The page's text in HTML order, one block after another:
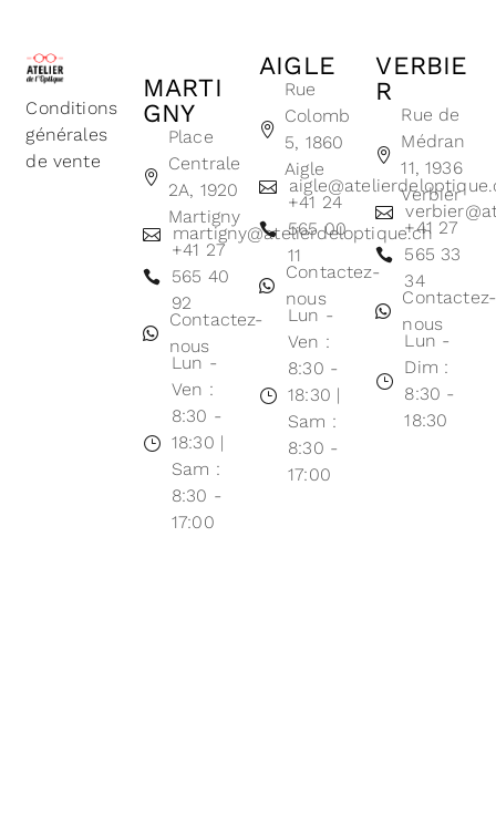
Conditions
générales
de vente
MARTI
GNY
Place
Centrale
2A, 1920
Martigny
martigny@atelierdeloptique.ch
+41 27
565 40
92
Contactez-
nous
Lun -
Ven :
8:30 -
18:30 |
Sam :
8:30 -
17:00
AIGLE
Rue
Colomb
5, 1860
Aigle
+41 24
565 00
11
Contactez-
nous
Lun -
Ven :
8:30 -
18:30 |
Sam :
8:30 -
17:00
VERBIE
R
Rue de
Médran
11, 1936
Verbier
+41 27
565 33
34
Contactez-
nous
Lun -
Dim :
8:30 -
18:30